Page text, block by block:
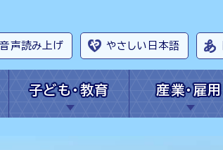
音声読み上げ やさしい日本語
子ども・教育 産業・雇用